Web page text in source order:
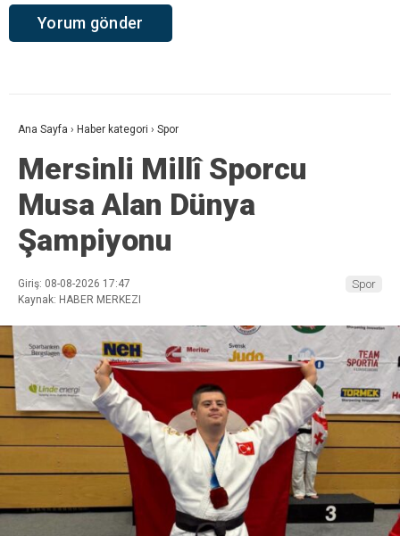
Ana Sayfa › Haber kategori › Spor
Mersinli Millî Sporcu
Musa Alan Dünya
Şampiyonu
Giriş: 08-08-2026 17:47
Kaynak: HABER MERKEZI
Spor